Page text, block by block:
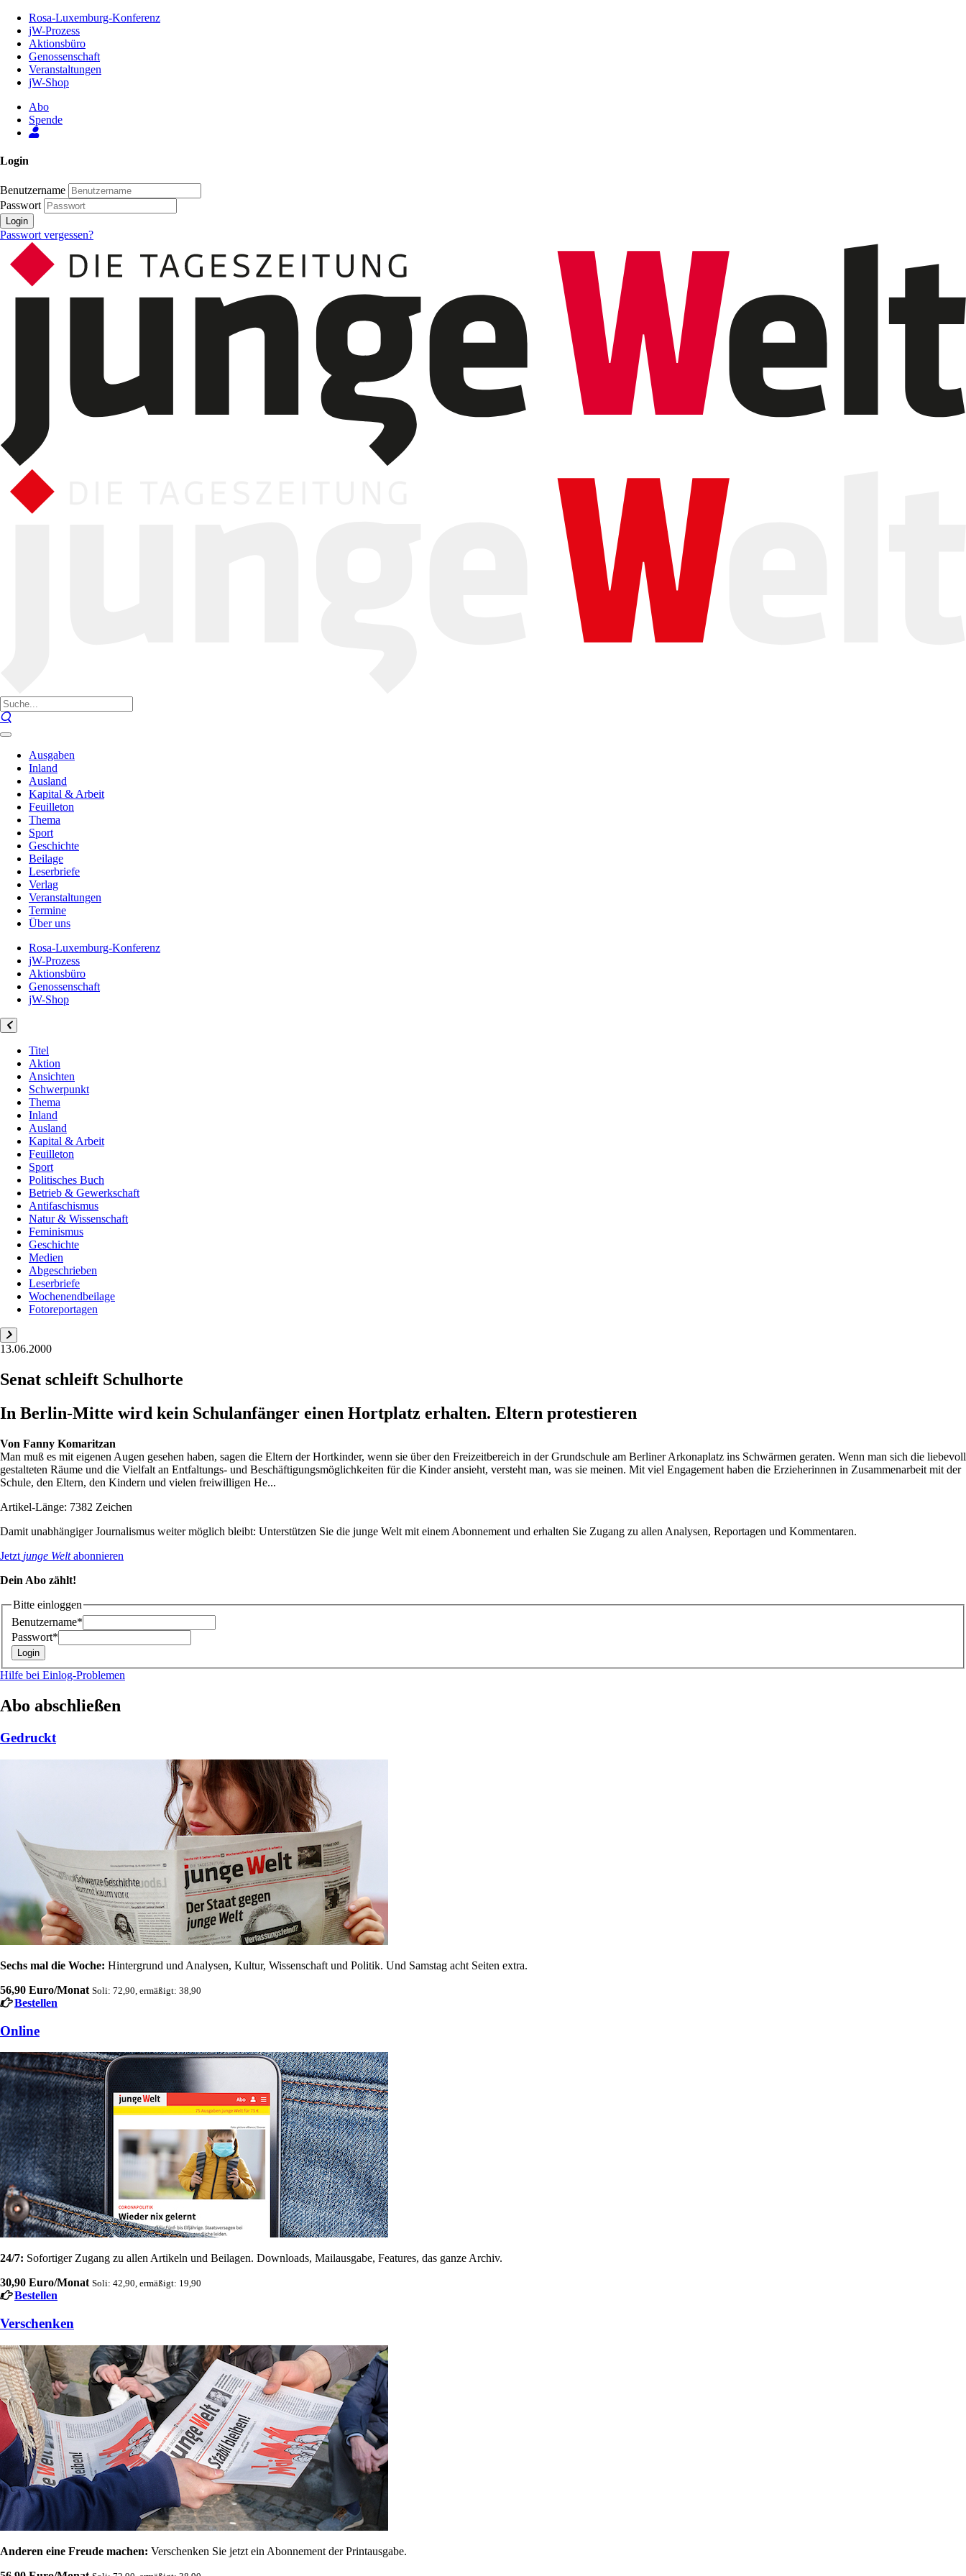
Inhalt
Seite
Rosa-Luxemburg-Konferenz
jW-Prozess
Aktionsbüro
Genossenschaft
Veranstaltungen
jW-Shop
Abo
Spende
Login
Benutzername
Passwort
Login
Passwort vergessen?
Ausgaben
Inland
Ausland
Kapital & Arbeit
Feuilleton
Thema
Sport
Geschichte
Beilage
Leserbriefe
Verlag
Veranstaltungen
Termine
Über uns
Rosa-Luxemburg-Konferenz
jW-Prozess
Aktionsbüro
Genossenschaft
jW-Shop
Titel
Aktion
Ansichten
Schwerpunkt
Thema
Inland
Ausland
Kapital & Arbeit
Feuilleton
Sport
Politisches Buch
Betrieb & Gewerkschaft
Antifaschismus
Natur & Wissenschaft
Feminismus
Geschichte
Medien
Abgeschrieben
Leserbriefe
Wochenendbeilage
Fotoreportagen
13.06.2000
Senat schleift Schulhorte
In Berlin-Mitte wird kein Schulanfänger einen Hortplatz erhalten. Eltern protestieren
Von Fanny Komaritzan
Man muß es mit eigenen Augen gesehen haben, sagen die Eltern der Hortkinder, wenn sie über den Freizeitbereich in der Grundschule am Berliner Arkonaplatz ins Schwärmen geraten. Wenn man sich die liebevoll
gestalteten Räume und die Vielfalt an Entfaltungs- und Beschäftigungsmöglichkeiten für die Kinder ansieht, versteht man, was sie meinen. Mit viel Engagement haben die Erzieherinnen in Zusammenarbeit mit der
Schule, den Eltern, den Kindern und vielen freiwilligen He...
Artikel-Länge: 7382 Zeichen
Damit unabhängiger Journalismus weiter möglich bleibt: Unterstützen Sie die junge Welt mit einem Abonnement und erhalten Sie Zugang zu allen Analysen, Reportagen und Kommentaren.
Jetzt junge Weltabonnieren
Dein Abo zählt!
Bitte einloggen
Benutzername*
Passwort*
Hilfe bei Einlog-Problemen
Abo abschließen
Gedruckt
Sechs mal die Woche: Hintergrund und Analysen, Kultur, Wissenschaft und Politik. Und Samstag acht Seiten extra.
56,90 Euro/Monat Soli: 72,90, ermäßigt: 38,90
Bestellen
Online
24/7: Sofortiger Zugang zu allen Artikeln und Beilagen. Downloads, Mailausgabe, Features, das ganze Archiv.
30,90 Euro/Monat Soli: 42,90, ermäßigt: 19,90
Bestellen
Verschenken
Anderen eine Freude machen: Verschenken Sie jetzt ein Abonnement der Printausgabe.